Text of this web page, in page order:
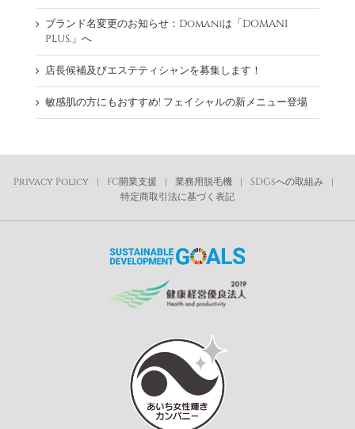
ブランド名変更のお知らせ：Domaniは「DOMANI
PLUS.」へ
店長候補及びエステティシャンを募集します！
敏感肌の方にもおすすめ! フェイシャルの新メニュー登場
Privacy Policy FC開業支援 業務用脱毛機
SDGsへの取組み
特定商取引法に基づく表記